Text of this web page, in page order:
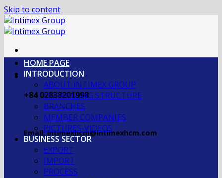
Skip to content
+84 02838201998
Email: intimexhcm@intimexhcm.com
HOME PAGE
INTRODUCTION
ABOUT INTIMEX GROUP
OGRANIZING STRUCTURE
BRANCHES
MEMBER COMPANIES
PICTURES-VIDEOS
BUSINESS SECTOR
EXPORT
IMPORT
PROCESS